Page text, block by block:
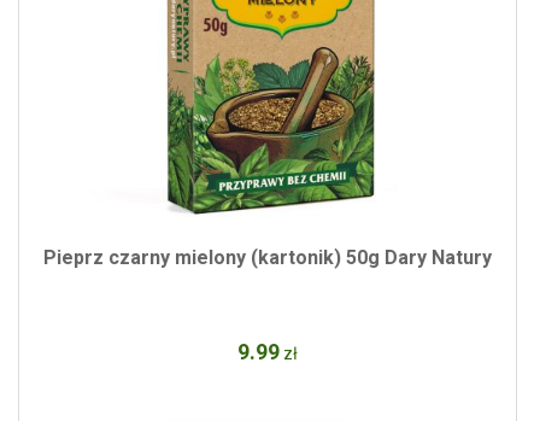
Pieprz czarny mielony (kartonik) 50g Dary Natury
9.99 zł